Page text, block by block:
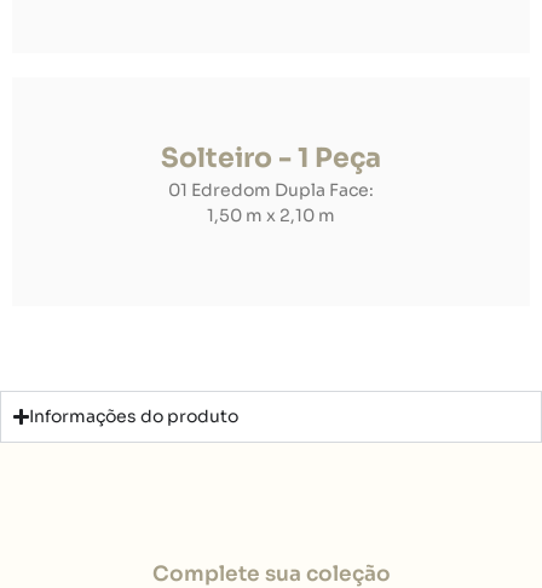
Solteiro - 1 Peça
01 Edredom Dupla Face:
1,50 m x 2,10 m
Informações do produto
Complete sua coleção